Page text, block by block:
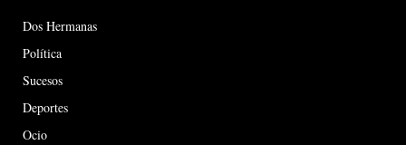
Dos Hermanas
Política
Sucesos
Deportes
Ocio